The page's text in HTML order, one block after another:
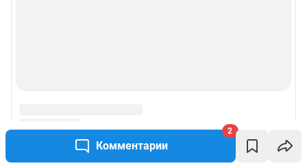
Комментарии
2